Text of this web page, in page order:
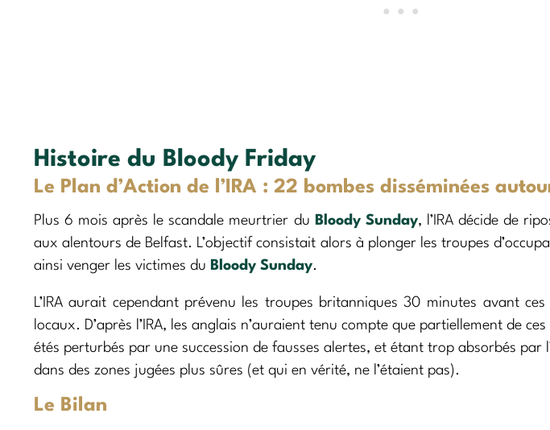
Histoire du Bloody Friday
Le Plan d’Action de l’IRA : 22 bombes disséminées
Plus 6 mois après le scandale meurtrier du Bloody Sunday, l’IRA décide de
aux alentours de Belfast. L’objectif consistait alors à plonger les troupes
ainsi venger les victimes du Bloody Sunday.
L’IRA aurait cependant prévenu les troupes britanniques 30 minutes avant
locaux. D’après l’IRA, les anglais n’auraient tenu compte que partiellement de
étés perturbés par une succession de fausses alertes, et étant trop absorbés par
dans des zones jugées plus sûres (et qui en vérité, ne l’étaient pas).
Le Bilan